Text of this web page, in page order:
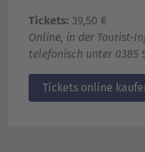
Tickets: 39,50 €
Online, in der Tourist-
telefonisch unter 0385
Tickets online